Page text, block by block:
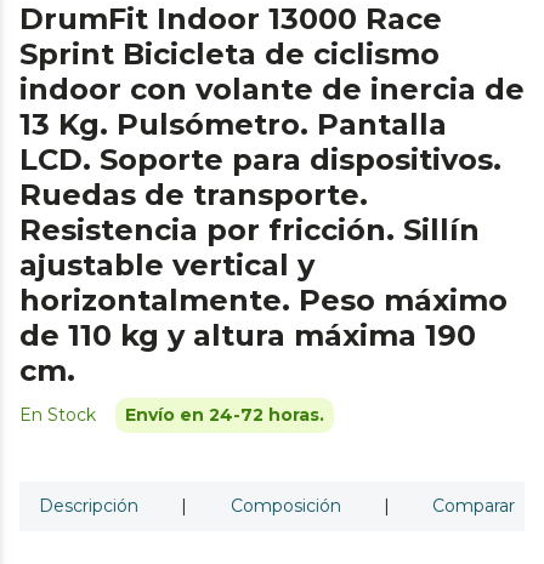
DrumFit Indoor 13000 Race
Sprint Bicicleta de ciclismo
indoor con volante de inercia de
13 Kg. Pulsómetro. Pantalla
LCD. Soporte para dispositivos.
Ruedas de transporte.
Resistencia por fricción. Sillín
ajustable vertical y
horizontalmente. Peso máximo
de 110 kg y altura máxima 190
cm.
En Stock Envío en 24-72 horas.
Descripción | Composición | Comparar